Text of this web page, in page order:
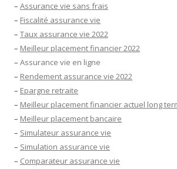
– Assurance vie sans frais
– Fiscalité assurance vie
– Taux assurance vie 2022
– Meilleur placement financier 2022
– Assurance vie en ligne
– Rendement assurance vie 2022
– Epargne retraite
– Meilleur placement financier actuel long
– Meilleur placement bancaire
– Simulateur assurance vie
– Simulation assurance vie
– Comparateur assurance vie